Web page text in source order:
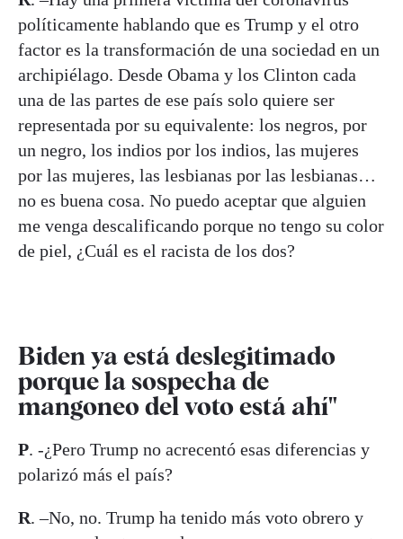
políticamente hablando que es Trump y el otro
factor es la transformación de una sociedad en un
archipiélago. Desde Obama y los Clinton cada
una de las partes de ese país solo quiere ser
representada por su equivalente: los negros, por
un negro, los indios por los indios, las mujeres
por las mujeres, las lesbianas por las lesbianas…
no es buena cosa. No puedo aceptar que alguien
me venga descalificando porque no tengo su color
de piel, ¿Cuál es el racista de los dos?
Biden ya está deslegitimado
porque la sospecha de
mangoneo del voto está ahí"
P. -¿Pero Trump no acrecentó esas diferencias y
polarizó más el país?
R. –No, no. Trump ha tenido más voto obrero y